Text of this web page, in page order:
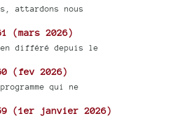
attardons nous
(mars 2026)
en différé depuis le
(fev 2026)
qui ne
#59 (1er janvier 2026)